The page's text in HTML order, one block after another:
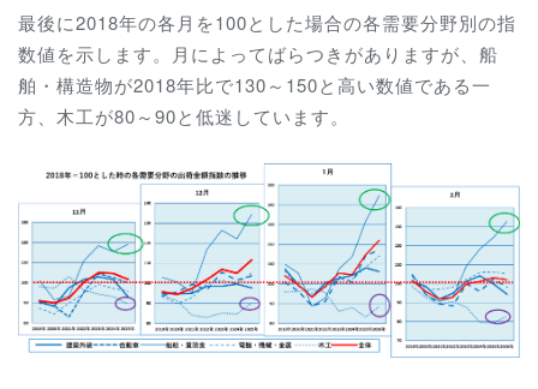
最後に2018年の各月を100とした場合の各需要分野別の指
数値を示します。月によってばらつきがありますが、船
舶・構造物が2018年比で130～150と高い数値である一
方、木工が80～90と低迷しています。